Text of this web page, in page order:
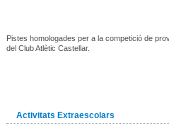
Pistes homologades per a la competició de
del Club Atlètic Castellar.
Activitats Extraescolars